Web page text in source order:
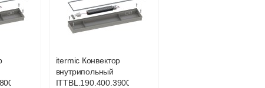
itermic Конвектор
внутрипольный
ITTBL.190.400.3900